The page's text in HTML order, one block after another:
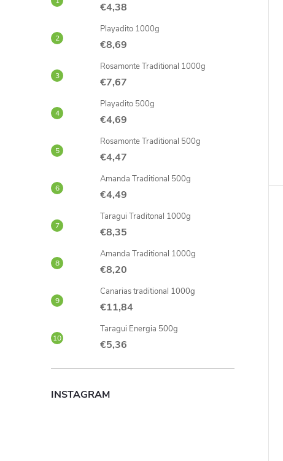
€4,38
Playadito 1000g
€8,69
Rosamonte Traditional 1000g
€7,67
Playadito 500g
€4,69
Rosamonte Traditional 500g
€4,47
Amanda Traditional 500g
€4,49
Taragui Traditonal 1000g
€8,35
Amanda Traditional 1000g
€8,20
Canarias traditional 1000g
€11,84
Taragui Energia 500g
€5,36
INSTAGRAM